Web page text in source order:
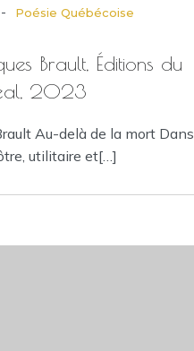
-
Poésie Québécoise
Brault, Éditions du
2023
Au-delà de la mort
utilitaire et[…]